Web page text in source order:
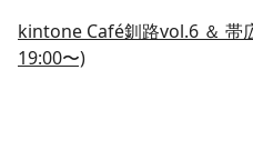
kintone Café釧路vol.6 ＆ 帯
19:00〜)